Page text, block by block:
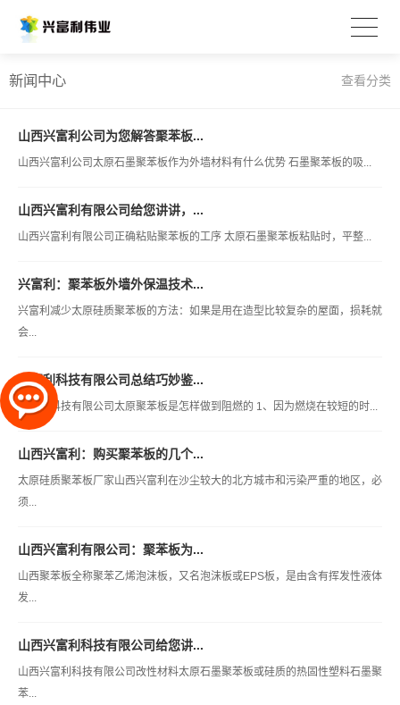
新闻中心 查看分类
山西兴富利公司为您解答聚苯板...
山西兴富利公司太原石墨聚苯板作为外墙材料有什么优势 石墨聚苯板的吸...
山西兴富利有限公司给您讲讲，...
山西兴富利有限公司正确粘贴聚苯板的工序 太原石墨聚苯板粘贴时，平整...
兴富利：聚苯板外墙外保温技术...
兴富利减少太原硅质聚苯板的方法：如果是用在造型比较复杂的屋面，损耗就
会...
兴富利科技有限公司总结巧妙鉴...
兴富利科技有限公司太原聚苯板是怎样做到阻燃的 1、因为燃烧在较短的时...
山西兴富利：购买聚苯板的几个...
太原硅质聚苯板厂家山西兴富利在沙尘较大的北方城市和污染严重的地区，必
须...
山西兴富利有限公司：聚苯板为...
山西聚苯板全称聚苯乙烯泡沫板，又名泡沫板或EPS板，是由含有挥发性液体
发...
山西兴富利科技有限公司给您讲...
山西兴富利科技有限公司改性材料太原石墨聚苯板或硅质的热固性塑料石墨聚
苯...